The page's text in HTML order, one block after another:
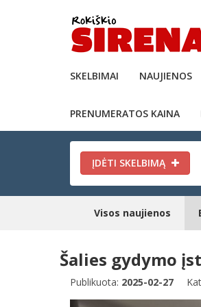
SKELBIMAI NAUJIENOS
PRENUMERATOS KAINA
ĮDĖTI SKELBIMĄ
Visos naujienos
Šalies gydymo
Publikuota: 2025-02-27